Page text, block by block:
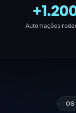
Automações